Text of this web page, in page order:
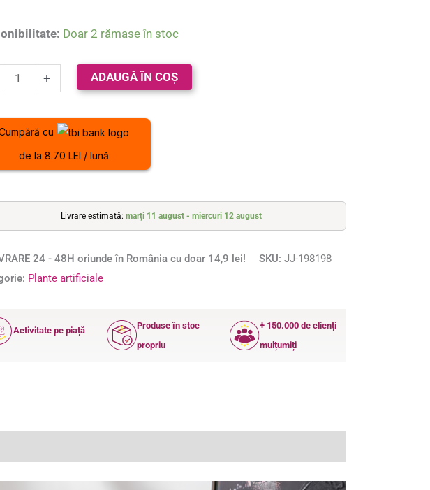
Doar 2 rămase în stoc
+ ADAUGĂ ÎN COȘ
cu
de la 8.70 LEI / lună
Livrare estimată:marți 11 august - miercuri 12 august
24 - 48H oriunde în România cu doar 14,9 lei! SKU:JJ-198198
Plante artificiale
Activitate pe piață
Produse în stoc
propriu
+ 150.000 de clienți
mulțumiți